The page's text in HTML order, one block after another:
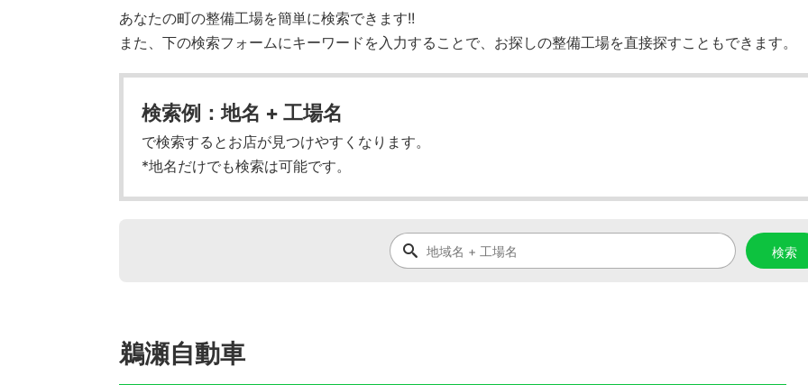
あなたの町の整備工場を簡単に検索できます!!
また、下の検索フォームにキーワードを入力することで、お探しの整備工場を直接探すこともできます。
検索例：地名 + 工場名
で検索するとお店が見つけやすくなります。
*地名だけでも検索は可能です。
鵜瀬自動車